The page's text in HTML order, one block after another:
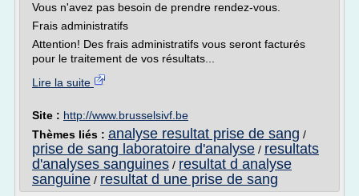
Vous n'avez pas besoin de prendre rendez-vous.
Frais administratifs
Attention! Des frais administratifs vous seront facturés
pour le traitement de vos résultats...
Lire la suite
Site : http://www.brusselsivf.be
Thèmes liés : analyse resultat prise de sang /
prise de sang laboratoire d'analyse / resultats
d'analyses sanguines / resultat d analyse
sanguine / resultat d une prise de sang